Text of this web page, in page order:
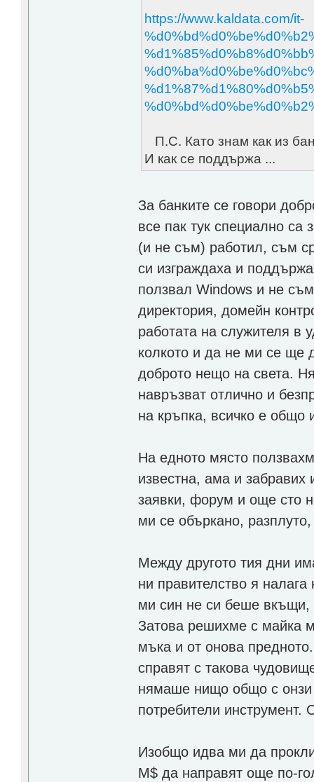
https://www.kaldata.com/it-
П.С. Като знам как из
И как се поддържа ...
За банките се говори
все пак тук специално
(и не съм) работил, съм
си изграждаха и
ползвал Windows и не
директория, домейн
работата на служителя в
колкото и да не ми се ще
доброто нещо на света.
навръзват отлично и
на кръпка, всичко е общо
На едното място
известна, ама и
заявки, форум и още сто
ми се объркано,
Между другото тия дни
ни правителство я
ми син не си беше вкъщи,
Затова решихме с майка
мъка и от онова
справят с такова
нямаше нищо общо с онзи
потребители инструмент.
Изобщо идва ми да
М$ да направят още по-